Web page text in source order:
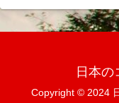
日本の
Copyright © 2024